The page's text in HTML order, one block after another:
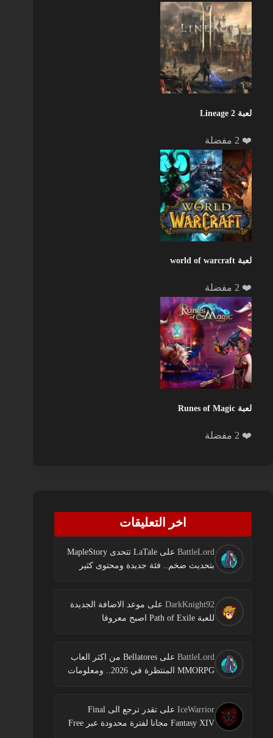
لعبة Lineage 2
❤️ 2 مفضلة
لعبة world of warcraft
❤️ 2 مفضلة
لعبة Runes of Magic
❤️ 2 مفضلة
اخر التعليقات
BattleLord على
LaTale تتحدى MapleStory
بتحديث ضخم.. فئة جديدة ومحتوى كثير
DarkKnight92 على موعد الاضافة الجديدة
للعبة Path of Exile اصبح معروفا
BattleLord على
Bellatores من اكثر العاب
MMORPG المنتظرة في 2026.. ومعلومات
IceWarrior على
تقدر ترجع الى Final
Fantasy XIV مجانا لفترة محدودة عبر Free